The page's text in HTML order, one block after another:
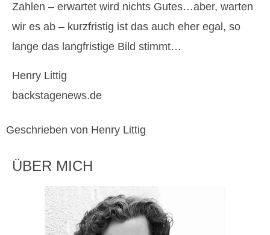
Zahlen – erwartet wird nichts Gutes…aber, warten
wir es ab – kurzfristig ist das auch eher egal, so
lange das langfristige Bild stimmt…
Henry Littig
backstagenews.de
Geschrieben von Henry Littig
ÜBER MICH